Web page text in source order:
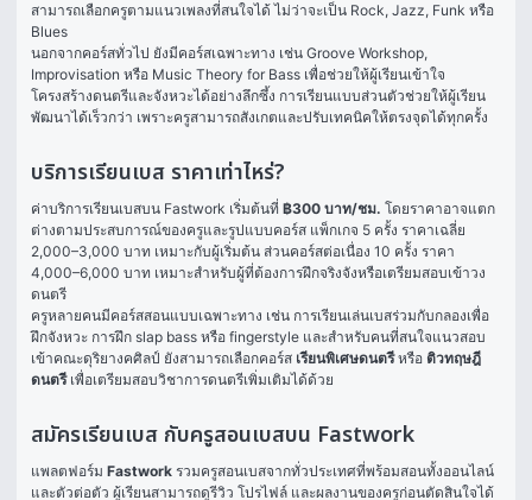
สามารถเลือกครูตามแนวเพลงที่สนใจได้ ไม่ว่าจะเป็น Rock, Jazz, Funk หรือ
Blues
นอกจากคอร์สทั่วไป ยังมีคอร์สเฉพาะทาง เช่น Groove Workshop,
Improvisation หรือ Music Theory for Bass เพื่อช่วยให้ผู้เรียนเข้าใจ
โครงสร้างดนตรีและจังหวะได้อย่างลึกซึ้ง การเรียนแบบส่วนตัวช่วยให้ผู้เรียน
พัฒนาได้เร็วกว่า เพราะครูสามารถสังเกตและปรับเทคนิคให้ตรงจุดได้ทุกครั้ง
บริการเรียนเบส ราคาเท่าไหร่?
ค่าบริการเรียนเบสบน Fastwork เริ่มต้นที่ ฿300 บาท/ชม. โดยราคาอาจแตก
ต่างตามประสบการณ์ของครูและรูปแบบคอร์ส แพ็กเกจ 5 ครั้ง ราคาเฉลี่ย
2,000–3,000 บาท เหมาะกับผู้เริ่มต้น ส่วนคอร์สต่อเนื่อง 10 ครั้ง ราคา
4,000–6,000 บาท เหมาะสำหรับผู้ที่ต้องการฝึกจริงจังหรือเตรียมสอบเข้าวง
ดนตรี
ครูหลายคนมีคอร์สสอนแบบเฉพาะทาง เช่น การเรียนเล่นเบสร่วมกับกลองเพื่อ
ฝึกจังหวะ การฝึก slap bass หรือ fingerstyle และสำหรับคนที่สนใจแนวสอบ
เข้าคณะดุริยางคศิลป์ ยังสามารถเลือกคอร์ส เรียนพิเศษดนตรี หรือ ติวทฤษฎี
ดนตรี เพื่อเตรียมสอบวิชาการดนตรีเพิ่มเติมได้ด้วย
สมัครเรียนเบส กับครูสอนเบสบน Fastwork
แพลตฟอร์ม Fastwork รวมครูสอนเบสจากทั่วประเทศที่พร้อมสอนทั้งออนไลน์
และตัวต่อตัว ผู้เรียนสามารถดูรีวิว โปรไฟล์ และผลงานของครูก่อนตัดสินใจได้